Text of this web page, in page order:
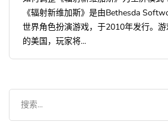
《辐射新维加斯》是由Bethesda
世界角色扮演游戏，于2010年发行。
的美国，玩家将...
搜索...